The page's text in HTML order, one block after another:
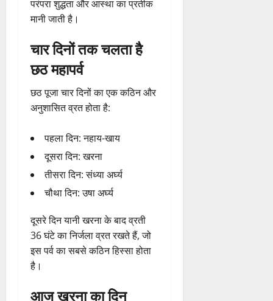
परंपरा शुद्धता और आस्था का प्रतीक
मानी जाती है।
चार दिनों तक चलता है
छठ महापर्व
छठ पूजा चार दिनों का एक कठिन और
अनुशासित व्रत होता है:
पहला दिन: नहाय-खाय
दूसरा दिन: खरना
तीसरा दिन: संध्या अर्घ्य
चौथा दिन: उषा अर्घ्य
दूसरे दिन यानी खरना के बाद व्रती
36 घंटे का निर्जला व्रत रखते हैं, जो
इस पर्व का सबसे कठिन हिस्सा होता
है।
आज खरना का दिन